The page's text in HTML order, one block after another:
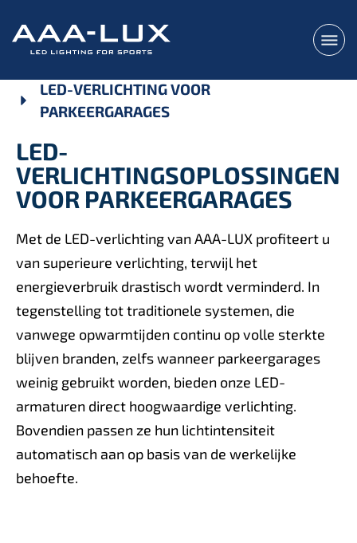
LED-VERLICHTING VOOR
PARKEERGARAGES
LED-
VERLICHTINGSOPLOSSINGEN
VOOR PARKEERGARAGES
Met de LED-verlichting van AAA-LUX profiteert u
van superieure verlichting, terwijl het
energieverbruik drastisch wordt verminderd. In
tegenstelling tot traditionele systemen, die
vanwege opwarmtijden continu op volle sterkte
blijven branden, zelfs wanneer parkeergarages
weinig gebruikt worden, bieden onze LED-
armaturen direct hoogwaardige verlichting.
Bovendien passen ze hun lichtintensiteit
automatisch aan op basis van de werkelijke
behoefte.